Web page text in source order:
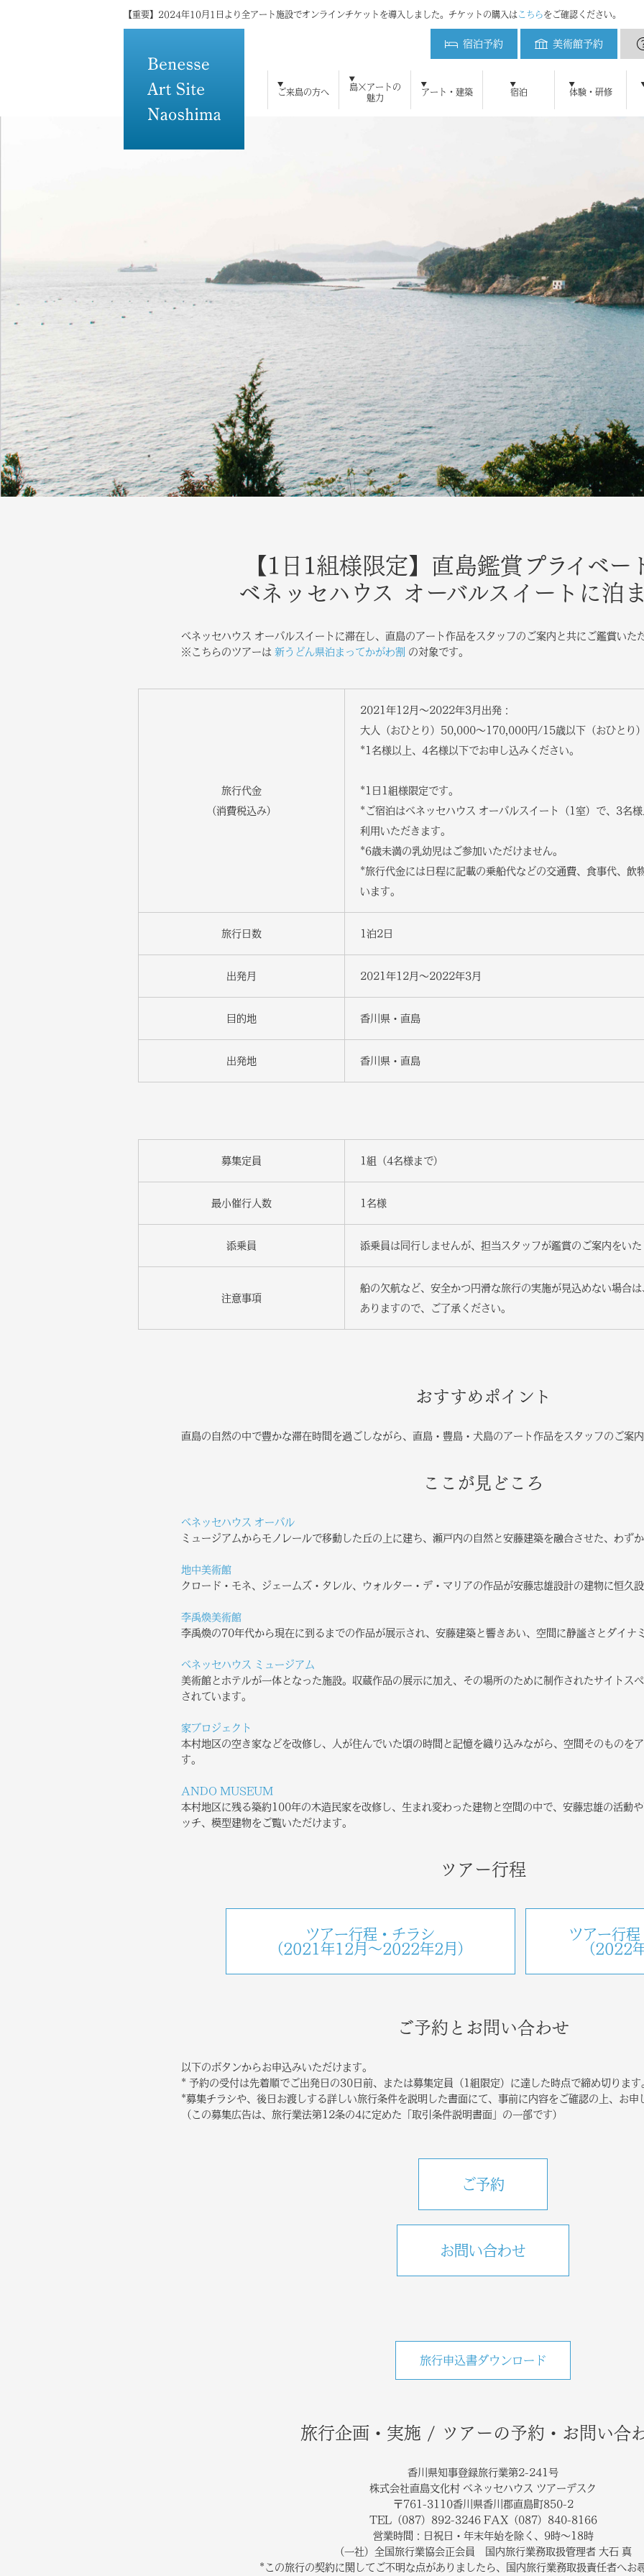
【重要】2024年10月1日より全アート施設でオンラインチケットを導入しました。チケットの購入は こちらをご確認ください。
宿泊予約 美術館予約
ご来島の方へ
ご来島の方へ 初めてご来島の方へ
島×アートの
魅力
島×アートの魅力 ベネッセアートサイト直島とは
アート・建築
アート・建築 アート・建築をみる
宿泊
宿泊
ベネッセハウス
ビー
体験・研修
体験・研修 研修・教育プログラム 直島コメづくりプ
トピックス ブログ 直島新美術館特設サイト ベネッ
メディアの方へ メディアの方へ プレスリリース プレスキット
その他 よくある質問 お問い合わせ 採用情報
【1日1組様限定】直島鑑賞プライベー
ベネッセハウス オーバルスイートに泊
ベネッセハウス オーバルスイートに滞在し、直島のアート作品をスタッフのご案内と共にご鑑賞いた
※こちらのツアーは 新うどん県泊まってかがわ割 の対象です。
旅行代金
（消費税込み）
2021年12月～2022年3月出発：
大人（おひとり）50,000～170,000円/15歳以下（おひとり
*1名様以上、4名様以下でお申し込みください。
*1日1組様限定です。
*ご宿泊はベネッセハウス オーバルスイート（1室）で、3名
利用いただきます。
*6歳未満の乳幼児はご参加いただけません。
*旅行代金には日程に記載の乗船代などの交通費、食事代、飲
います。
旅行日数 1泊2日
出発月 2021年12月～2022年3月
目的地 香川県・直島
出発地 香川県・直島
募集定員 1組（4名様まで）
最小催行人数 1名様
添乗員 添乗員は同行しませんが、担当スタッフが鑑賞のご案内をい
注意事項
船の欠航など、安全かつ円滑な旅行の実施が見込めない場合
ありますので、ご了承ください。
おすすめポイント
直島の自然の中で豊かな滞在時間を過ごしながら、直島・豊島・犬島のアート作品をスタッフのご案
ここが見どころ
ベネッセハウス オーバル
ミュージアムからモノレールで移動した丘の上に建ち、瀬戸内の自然と安藤建築を融合させた、わず
地中美術館
クロード・モネ、ジェームズ・タレル、ウォルター・デ・マリアの作品が安藤忠雄設計の建物に恒久
李禹煥美術館
李禹煥の70年代から現在に到るまでの作品が展示され、安藤建築と響きあい、空間に静謐さとダイナ
ベネッセハウス ミュージアム
美術館とホテルが一体となった施設。収蔵作品の展示に加え、その場所のために制作されたサイトス
されています。
家プロジェクト
本村地区の空き家などを改修し、人が住んでいた頃の時間と記憶を織り込みながら、空間そのものを
す。
ANDO MUSEUM
本村地区に残る築約100年の木造民家を改修し、生まれ変わった建物と空間の中で、安藤忠雄の活動
ッチ、模型建物をご覧いただけます。
ツアー行程
ツアー行程・チラシ
（2021年12月〜2022年2月）
ツアー行
（2022
ご予約とお問い合わせ
以下のボタンからお申込みいただけます。
* 予約の受付は先着順でご出発日の30日前、または募集定員（1組限定）に達した時点で締め切ります
*募集チラシや、後日お渡しする詳しい旅行条件を説明した書面にて、事前に内容をご確認の上、お申
（この募集広告は、旅行業法第12条の4に定めた「取引条件説明書面」の一部です）
ご予約
お問い合わせ
旅行申込書ダウンロード
旅行企画・実施 / ツアーの予約・お問い合
香川県知事登録旅行業第2-241号
株式会社直島文化村 ベネッセハウス ツアーデスク
〒761-3110香川県香川郡直島町850-2
TEL（087）892-3246 FAX（087）840-8166
営業時間：日祝日・年末年始を除く、9時～18時
（一社）全国旅行業協会正会員 国内旅行業務取扱管理者 大石 真
*この旅行の契約に関してご不明な点がありましたら、国内旅行業務取扱責任者へお